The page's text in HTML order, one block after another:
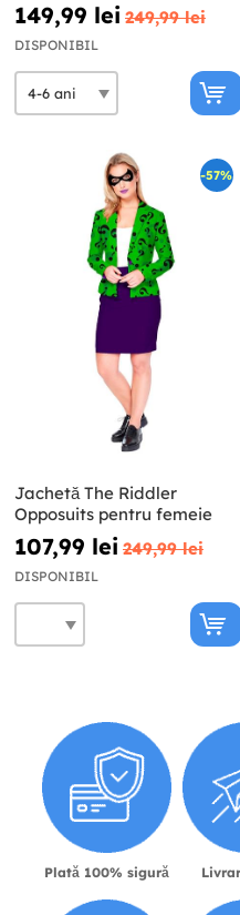
149,99 lei 249,99 lei
DISPONIBIL
-57%
Jachetă The Riddler
Opposuits pentru femeie
107,99 lei 249,99 lei
DISPONIBIL
Plată 100% sigură